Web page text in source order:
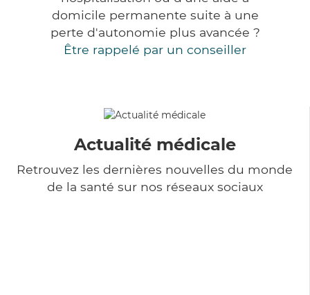
domicile permanente suite à une
perte d'autonomie plus avancée ?
Être rappelé par un conseiller
Actualité médicale
Retrouvez les dernières nouvelles du monde
de la santé sur nos réseaux sociaux